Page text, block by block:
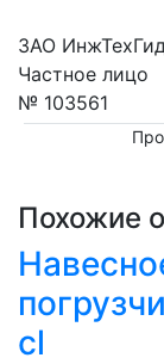
ЗАО
Частное лицо
№ 103561
Похожие
cl